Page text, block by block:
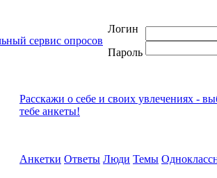
Логин
Пароль
Расскажи о себе и своих увлечениях -
тебе анкеты!
Анкетки Ответы Люди Темы